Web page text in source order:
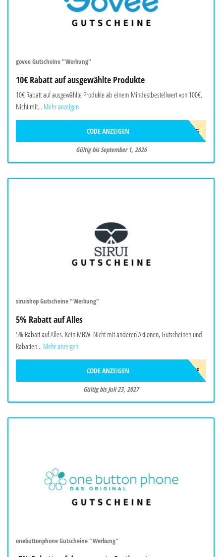
govee Gutscheine "Werbung"
10€ Rabatt auf ausgewählte Produkte
10€ Rabatt auf ausgewählte Produkte ab einem Mindestbestellwert von 100€.
Nicht mit... Mehr anzeigen
10AFFAUG
CODE ANZEIGEN
Gültig bis September 1, 2026
siruishop Gutscheine "Werbung"
5% Rabatt auf Alles
5% Rabatt auf Alles. Kein MBW. Nicht mit anderen Aktionen, Gutscheinen und
Rabatten... Mehr anzeigen
AFF5OFF
CODE ANZEIGEN
Gültig bis Juli 23, 2027
onebuttonphone Gutscheine "Werbung"